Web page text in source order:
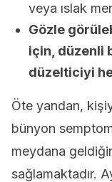
veya ıslak
Gözle
için, düzenli
düzelticiyi
Öte yandan,
bünyon
meydana
sağlamaktadır.